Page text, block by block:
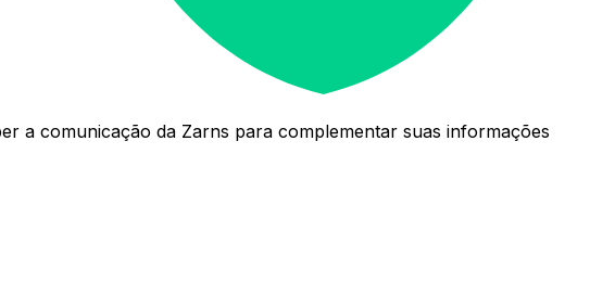
a comunicação da Zarns para complementar suas informações